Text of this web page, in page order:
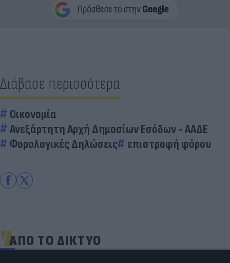
Διάβασε περισσότερα
Οικονομία
Ανεξάρτητη Αρχή Δημοσίων Εσόδων - ΑΑΔΕ
Φορολογικές Δηλώσεις
επιστροφή φόρου
ΑΠΟ ΤΟ ΔΙΚΤΥΟ